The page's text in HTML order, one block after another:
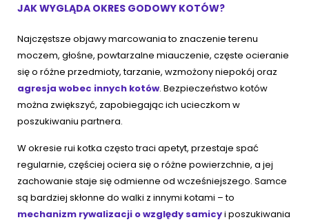
JAK WYGLĄDA OKRES GODOWY KOTÓW?
Najczęstsze objawy marcowania to znaczenie terenu
moczem, głośne, powtarzalne miauczenie, częste ocieranie
się o różne przedmioty, tarzanie, wzmożony niepokój oraz
agresja wobec innych kotów. Bezpieczeństwo kotów
można zwiększyć, zapobiegając ich ucieczkom w
poszukiwaniu partnera.
W okresie rui kotka często traci apetyt, przestaje spać
regularnie, częściej ociera się o różne powierzchnie, a jej
zachowanie staje się odmienne od wcześniejszego. Samce
są bardziej skłonne do walki z innymi kotami – to
mechanizm rywalizacji o względy samicyi poszukiwania